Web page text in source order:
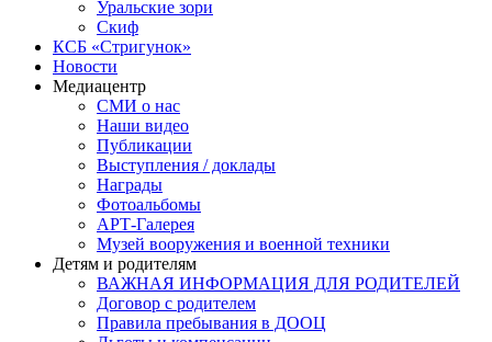
Уральские зори
Скиф
КСБ «Стригунок»
Новости
Медиацентр
СМИ о нас
Наши видео
Публикации
Выступления / доклады
Награды
Фотоальбомы
АРТ-Галерея
Музей вооружения и военной техники
Детям и родителям
ВАЖНАЯ ИНФОРМАЦИЯ ДЛЯ РОДИТЕЛЕЙ
Договор с родителем
Правила пребывания в ДООЦ